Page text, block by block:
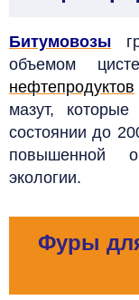
Битумовозы
объемом
нефтепродуктов
мазут,
состоянии до
повышенной
экологии.
Фуры